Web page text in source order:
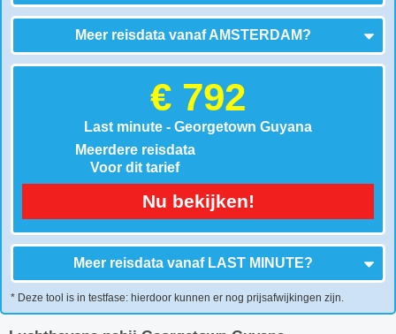
Meer reisdata vanafAMSTERDAM?
€ 792
Last minute - Georgetown Guyana
Meerdere reisdata
Voor dit tarief
Nu bekijken!
Meer reisdata vanaf LAST MINUTE?
* Deze tool is in testfase: hierdoor kunnen er nog prijsafwijkingen zijn.